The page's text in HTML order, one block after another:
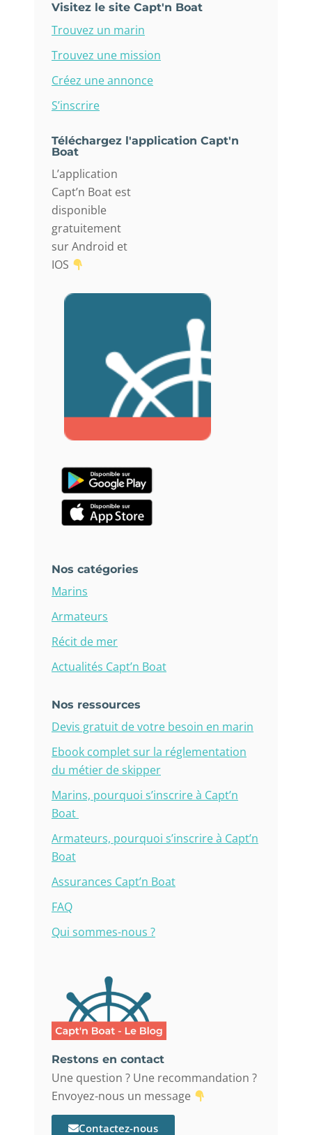
Visitez le site Capt'n Boat
Trouvez un marin
Trouvez une mission
Créez une annonce
S’inscrire
Téléchargez l'application Capt'n
Boat
L’application
Capt’n Boat est
disponible
gratuitement
sur Android et
IOS
Nos catégories
Marins
Armateurs
Récit de mer
Actualités Capt’n Boat
Nos ressources
Devis gratuit de votre besoin en marin
Ebook complet sur la réglementation
du métier de skipper
Marins, pourquoi s’inscrire à Capt’n
Boat
Armateurs, pourquoi s’inscrire à Capt’n
Boat
Assurances Capt’n Boat
FAQ
Qui sommes-nous ?
Restons en contact
Une question ? Une recommandation ?
Envoyez-nous un message
Contactez-nous